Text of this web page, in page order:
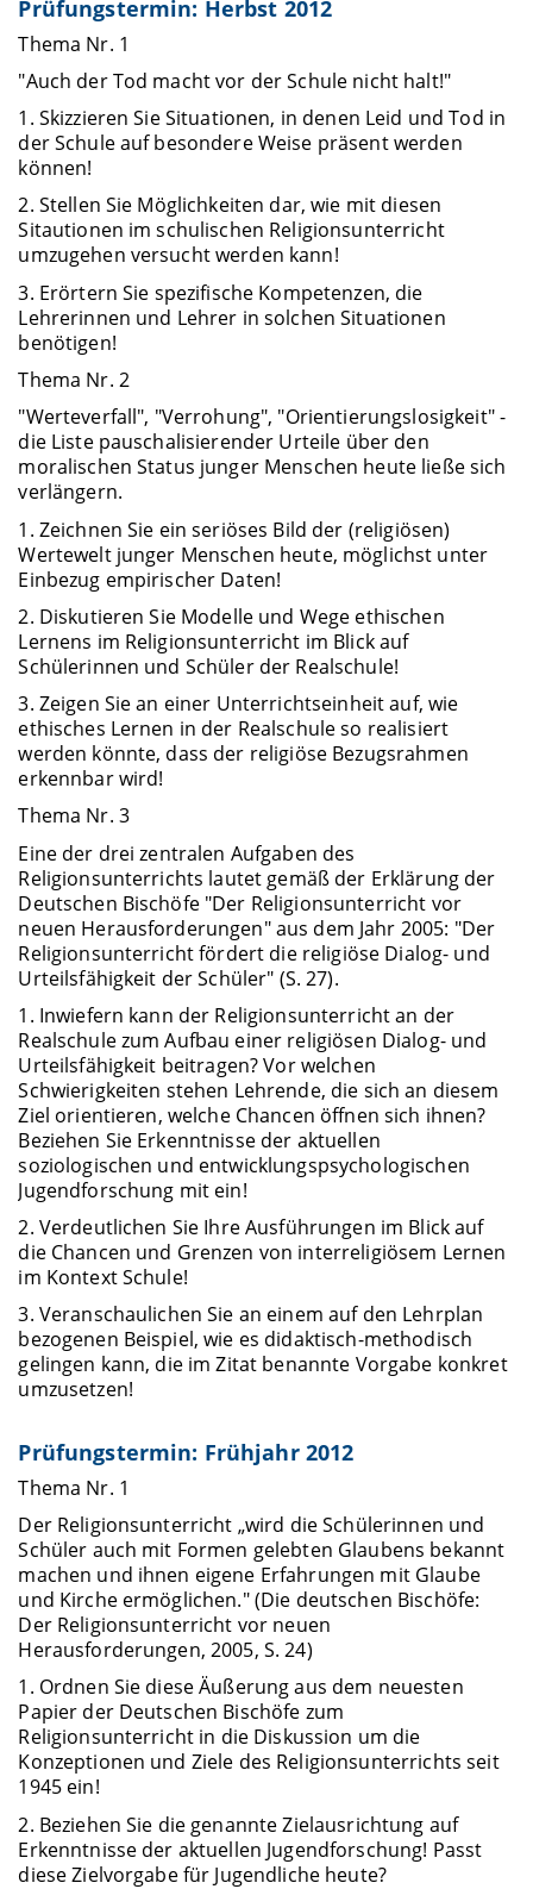
Prüfungstermin: Herbst 2012
Thema Nr. 1
"Auch der Tod macht vor der Schule nicht halt!"
1. Skizzieren Sie Situationen, in denen Leid und Tod in
der Schule auf besondere Weise präsent werden
können!
2. Stellen Sie Möglichkeiten dar, wie mit diesen
Sitautionen im schulischen Religionsunterricht
umzugehen versucht werden kann!
3. Erörtern Sie spezifische Kompetenzen, die
Lehrerinnen und Lehrer in solchen Situationen
benötigen!
Thema Nr. 2
"Werteverfall", "Verrohung", "Orientierungslosigkeit" -
die Liste pauschalisierender Urteile über den
moralischen Status junger Menschen heute ließe sich
verlängern.
1. Zeichnen Sie ein seriöses Bild der (religiösen)
Wertewelt junger Menschen heute, möglichst unter
Einbezug empirischer Daten!
2. Diskutieren Sie Modelle und Wege ethischen
Lernens im Religionsunterricht im Blick auf
Schülerinnen und Schüler der Realschule!
3. Zeigen Sie an einer Unterrichtseinheit auf, wie
ethisches Lernen in der Realschule so realisiert
werden könnte, dass der religiöse Bezugsrahmen
erkennbar wird!
Thema Nr. 3
Eine der drei zentralen Aufgaben des
Religionsunterrichts lautet gemäß der Erklärung der
Deutschen Bischöfe "Der Religionsunterricht vor
neuen Herausforderungen" aus dem Jahr 2005: "Der
Religionsunterricht fördert die religiöse Dialog- und
Urteilsfähigkeit der Schüler" (S. 27).
1. Inwiefern kann der Religionsunterricht an der
Realschule zum Aufbau einer religiösen Dialog- und
Urteilsfähigkeit beitragen? Vor welchen
Schwierigkeiten stehen Lehrende, die sich an diesem
Ziel orientieren, welche Chancen öffnen sich ihnen?
Beziehen Sie Erkenntnisse der aktuellen
soziologischen und entwicklungspsychologischen
Jugendforschung mit ein!
2. Verdeutlichen Sie Ihre Ausführungen im Blick auf
die Chancen und Grenzen von interreligiösem Lernen
im Kontext Schule!
3. Veranschaulichen Sie an einem auf den Lehrplan
bezogenen Beispiel, wie es didaktisch-methodisch
gelingen kann, die im Zitat benannte Vorgabe konkret
umzusetzen!
Prüfungstermin: Frühjahr 2012
Thema Nr. 1
Der Religionsunterricht „wird die Schülerinnen und
Schüler auch mit Formen gelebten Glaubens bekannt
machen und ihnen eigene Erfahrungen mit Glaube
und Kirche ermöglichen." (Die deutschen Bischöfe:
Der Religionsunterricht vor neuen
Herausforderungen, 2005, S. 24)
1. Ordnen Sie diese Äußerung aus dem neuesten
Papier der Deutschen Bischöfe zum
Religionsunterricht in die Diskussion um die
Konzeptionen und Ziele des Religionsunterrichts seit
1945 ein!
2. Beziehen Sie die genannte Zielausrichtung auf
Erkenntnisse der aktuellen Jugendforschung! Passt
diese Zielvorgabe für Jugendliche heute?